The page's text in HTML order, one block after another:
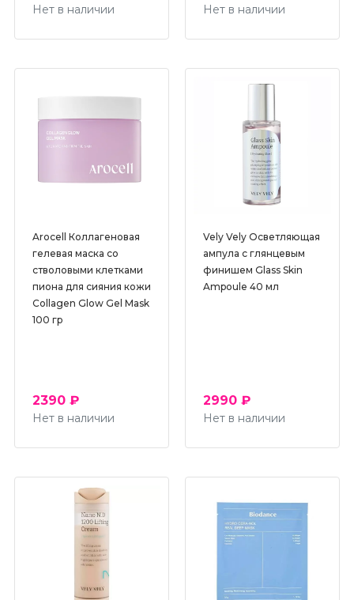
Нет в наличии
Нет в наличии
Arocell Коллагеновая
гелевая маска со
стволовыми клетками
пиона для сияния кожи
Collagen Glow Gel Mask
100 гр
2390 ₽
Нет в наличии
Vely Vely Осветляющая
ампула с глянцевым
финишем Glass Skin
Ampoule 40 мл
2990 ₽
Нет в наличии